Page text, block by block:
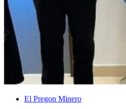
El Pregon Minero